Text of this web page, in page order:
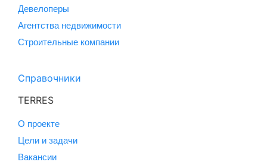
Девелоперы
Агентства недвижимости
Строительные компании
Справочники
TERRES
О проекте
Цели и задачи
Вакансии